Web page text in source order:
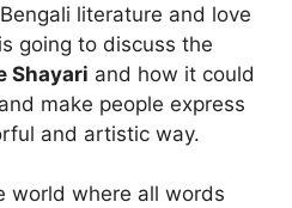
literature and love
going to discuss the
Shayari and how it could
make people express
and artistic way.
world where all words